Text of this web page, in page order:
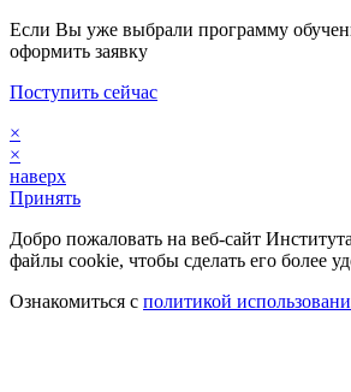
Если Вы уже выбрали программу
оформить заявку
Поступить сейчас
×
×
наверх
Принять
Добро пожаловать на веб-сайт
файлы cookie, чтобы сделать его более
Ознакомиться с политикой